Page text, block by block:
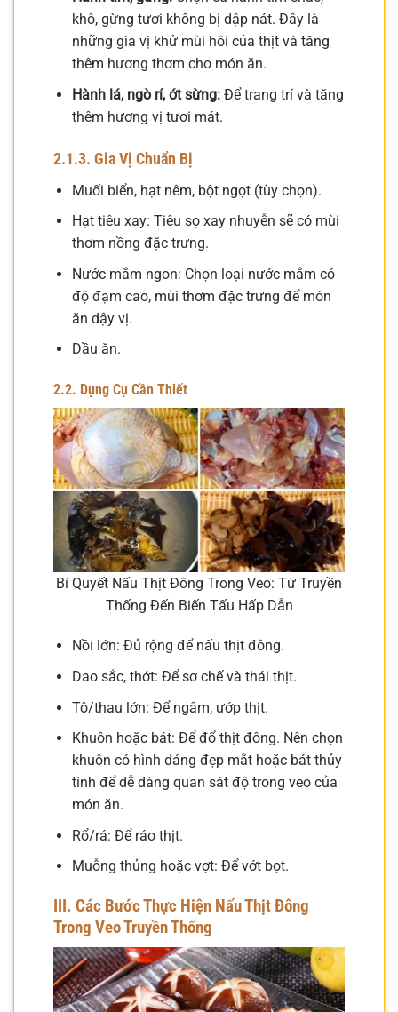
khô, gừng tươi không bị dập nát. Đây là
những gia vị khử mùi hôi của thịt và tăng
thêm hương thơm cho món ăn.
Hành lá, ngò rí, ớt sừng:Để trang trí và tăng
thêm hương vị tươi mát.
2.1.3. Gia Vị Chuẩn Bị
Muối biển, hạt nêm, bột ngọt (tùy chọn).
Hạt tiêu xay: Tiêu sọ xay nhuyễn sẽ có mùi
thơm nồng đặc trưng.
Nước mắm ngon: Chọn loại nước mắm có
độ đạm cao, mùi thơm đặc trưng để món
ăn dậy vị.
Dầu ăn.
2.2. Dụng Cụ Cần Thiết
Bí Quyết Nấu Thịt Đông Trong Veo: Từ Truyền
Thống Đến Biến Tấu Hấp Dẫn
Nồi lớn: Đủ rộng để nấu thịt đông.
Dao sắc, thớt: Để sơ chế và thái thịt.
Tô/thau lớn: Để ngâm, ướp thịt.
Khuôn hoặc bát: Để đổ thịt đông. Nên chọn
khuôn có hình dáng đẹp mắt hoặc bát thủy
tinh để dễ dàng quan sát độ trong veo của
món ăn.
Rổ/rá: Để ráo thịt.
Muỗng thủng hoặc vợt: Để vớt bọt.
III. Các Bước Thực Hiện Nấu Thịt Đông
Trong Veo Truyền Thống